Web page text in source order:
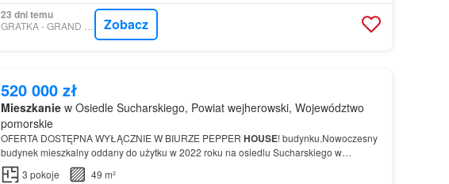
23 dni temu
GRATKA - GRAND ESTATES Zobacz
520 000 zł
Mieszkaniew Osiedle Sucharskiego, Powiat wejherowski, Województwo
pomorskie
OFERTA DOSTĘPNA WYŁĄCZNIE W BIURZE PEPPER HOUSE! budynku.Nowoczesny
budynek mieszkalny oddany do użytku w 2022 roku na osiedlu Sucharskiego w
spokojnej części miasta Wejherowa.Jedyne takie w tej okolicy -
3 pokoje
49 m²